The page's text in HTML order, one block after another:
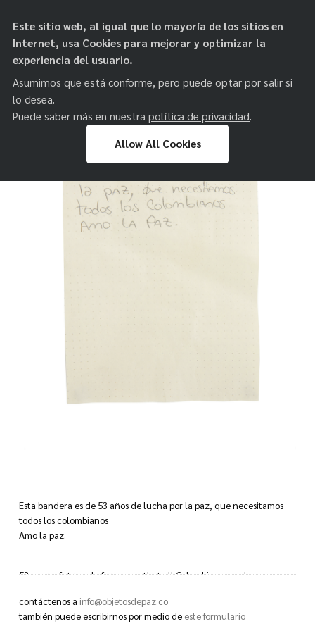
paz
Esta bandera es de 53 años de lucha por la paz, que necesitamos
todos los colombianos
Amo la paz.
53 years of struggle for peace, that all Colombians need
contáctenos a info@objetosdepaz.co
también puede escribirnos por medio de este formulario
Este sitio web, al igual que lo mayoría de los sitios en
Internet, usa Cookies para mejorar y optimizar la
experiencia del usuario.
Asumimos que está conforme, pero puede optar por salir si
lo desea.
Puede saber más en nuestra política de privacidad.
Allow All Cookies